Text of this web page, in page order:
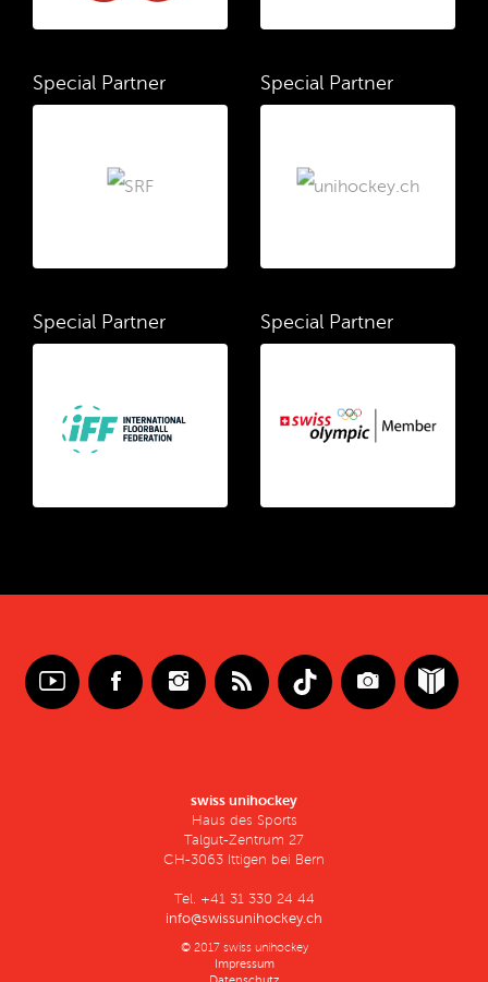
Special Partner Special Partner
Special Partner Special Partner
swiss unihockey
Haus des Sports
Talgut-Zentrum 27
CH-3063 Ittigen bei Bern
Tel. +41 31 330 24 44
info@swissunihockey.ch
© 2017 swiss unihockey
Impressum